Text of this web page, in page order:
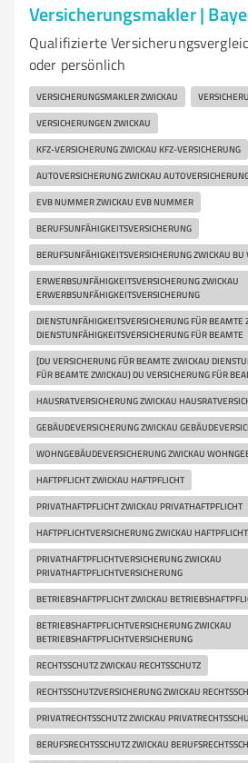
Versicherungsmakler |
Qualifizierte
oder persönlich
VERSICHERUNGSMAKLER ZWICKAU
VERSICHERUNGEN ZWICKAU
KFZ-VERSICHERUNG ZWICKAU KFZ-VERSICHERUNG
AUTOVERSICHERUNG ZWICKAU
EVB NUMMER ZWICKAU EVB NUMMER
BERUFSUNFÄHIGKEITSVERSICHERUNG
BERUFSUNFÄHIGKEITSVERSICHERUNG ZWICKAU BU
ERWERBSUNFÄHIGKEITSVERSICHERUNG ZWICKAU
ERWERBSUNFÄHIGKEITSVERSICHERUNG
DIENSTUNFÄHIGKEITSVERSICHERUNG FÜR BEAMTE
DIENSTUNFÄHIGKEITSVERSICHERUNG FÜR BEAMTE
[DU VERSICHERUNG FÜR BEAMTE ZWICKAU
FÜR BEAMTE ZWICKAU) DU VERSICHERUNG FÜR
HAUSRATVERSICHERUNG ZWICKAU
GEBÄUDEVERSICHERUNG ZWICKAU
WOHNGEBÄUDEVERSICHERUNG ZWICKAU
HAFTPFLICHT ZWICKAU HAFTPFLICHT
PRIVATHAFTPFLICHT ZWICKAU PRIVATHAFTPFLICHT
HAFTPFLICHTVERSICHERUNG ZWICKAU
PRIVATHAFTPFLICHTVERSICHERUNG ZWICKAU
PRIVATHAFTPFLICHTVERSICHERUNG
BETRIEBSHAFTPFLICHT ZWICKAU
BETRIEBSHAFTPFLICHTVERSICHERUNG ZWICKAU
BETRIEBSHAFTPFLICHTVERSICHERUNG
RECHTSSCHUTZ ZWICKAU RECHTSSCHUTZ
RECHTSSCHUTZVERSICHERUNG ZWICKAU
PRIVATRECHTSSCHUTZ ZWICKAU
BERUFSRECHTSSCHUTZ ZWICKAU